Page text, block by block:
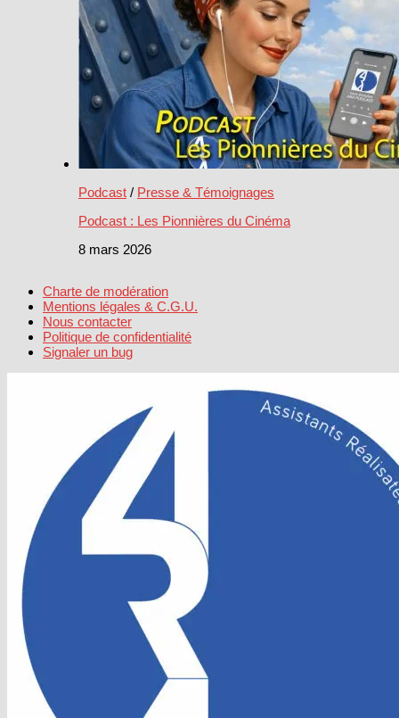
Podcast / Presse & Témoignages
Podcast : Les Pionnières du Cinéma
8 mars 2026
Charte de modération
Mentions légales & C.G.U.
Nous contacter
Politique de confidentialité
Signaler un bug